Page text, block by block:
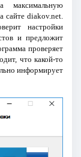
максимальную
сайте diakov.net.
настройки
и предложит
проверяет
что какой-то
информирует